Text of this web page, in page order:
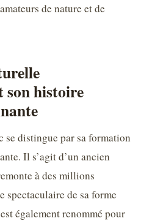
de nature et de
son histoire
se distingue par sa formation
Il s’agit d’un ancien
à des millions
spectaculaire de sa forme
également renommé pour